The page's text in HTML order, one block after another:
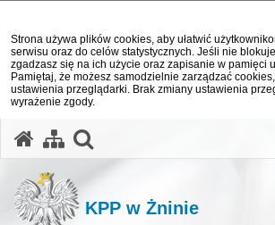
Strona używa plików cookies, aby ułatwić
serwisu oraz do celów statystycznych. Jeśli nie
zgadzasz się na ich użycie oraz zapisanie w pamięci
Pamiętaj, że możesz samodzielnie zarządzać
ustawienia przeglądarki. Brak zmiany ustawienia
wyrażenie zgody.
KPP w Żninie